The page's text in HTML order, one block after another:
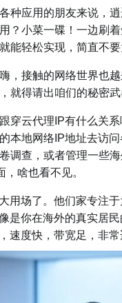
种应用的朋友来说，
？小菜一碟！一边刷
能轻松实现，简直不要
，接触的网络世界也
就得请出咱们的秘密
穿云代理IP有什么关
本地网络IP地址去访
调查，或者管理一些
，啥也看不见。
用场了。他们家专注
是你在海外的真实居
速度快，带宽足，非